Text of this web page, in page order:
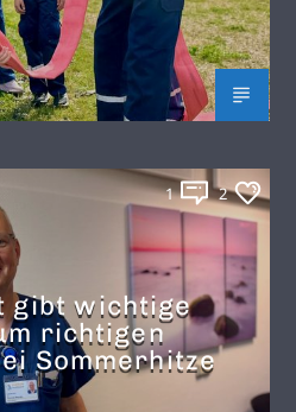
1 2
gibt wichtige
richtigen
Sommerhitze